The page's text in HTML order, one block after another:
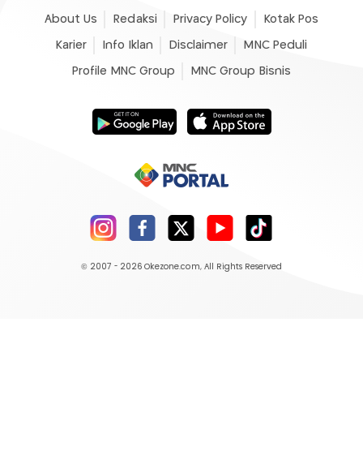
About Us Redaksi Privacy Policy Kotak Pos
Karier Info Iklan Disclaimer MNC Peduli
Profile MNC Group MNC Group Bisnis
© 2007 - 2026 Okezone.com, All Rights Reserved